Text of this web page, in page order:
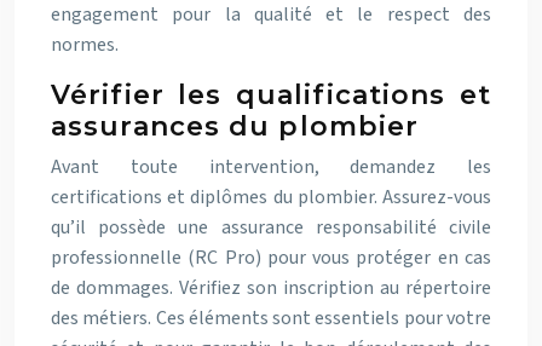
engagement pour la qualité et le respect des
normes.
Vérifier les qualifications et
assurances du plombier
Avant toute intervention, demandez les
certifications et diplômes du plombier. Assurez-vous
qu’il possède une assurance responsabilité civile
professionnelle (RC Pro) pour vous protéger en cas
de dommages. Vérifiez son inscription au répertoire
des métiers. Ces éléments sont essentiels pour votre